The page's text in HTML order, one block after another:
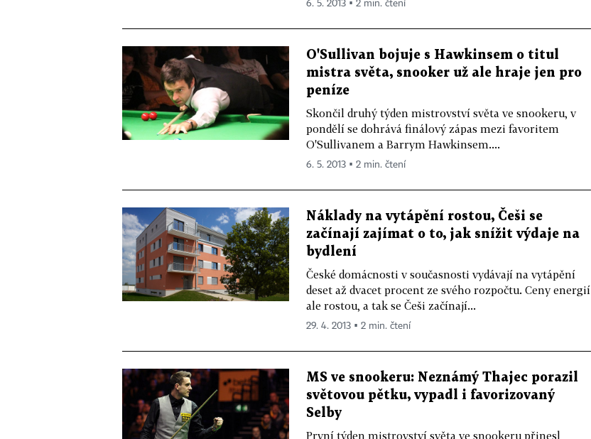
6. 5. 2013 ▪ 2 min. čtení
O'Sullivan bojuje s Hawkinsem o titul
mistra světa, snooker už ale hraje jen pro
peníze
Skončil druhý týden mistrovství světa ve snookeru, v
pondělí se dohrává finálový zápas mezi favoritem
O'Sullivanem a Barrym Hawkinsem....
6. 5. 2013 ▪ 2 min. čtení
Náklady na vytápění rostou, Češi se
začínají zajímat o to, jak snížit výdaje na
bydlení
České domácnosti v současnosti vydávají na vytápění
deset až dvacet procent ze svého rozpočtu. Ceny energií
ale rostou, a tak se Češi začínají...
29. 4. 2013 ▪ 2 min. čtení
MS ve snookeru: Neznámý Thajec porazil
světovou pětku, vypadl i favorizovaný
Selby
První týden mistrovství světa ve snookeru přinesl